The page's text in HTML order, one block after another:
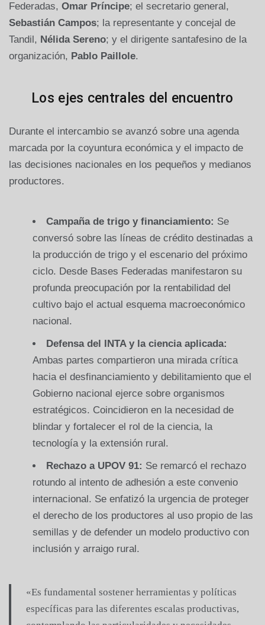
Federadas, Omar Príncipe; el secretario general,
Sebastián Campos; la representante y concejal de
Tandil, Nélida Sereno; y el dirigente santafesino de la
organización, Pablo Paillole.
Los ejes centrales del encuentro
Durante el intercambio se avanzó sobre una agenda
marcada por la coyuntura económica y el impacto de
las decisiones nacionales en los pequeños y medianos
productores.
Campaña de trigo y financiamiento: Se
conversó sobre las líneas de crédito destinadas a
la producción de trigo y el escenario del próximo
ciclo. Desde Bases Federadas manifestaron su
profunda preocupación por la rentabilidad del
cultivo bajo el actual esquema macroeconómico
nacional.
Defensa del INTA y la ciencia aplicada:
Ambas partes compartieron una mirada crítica
hacia el desfinanciamiento y debilitamiento que el
Gobierno nacional ejerce sobre organismos
estratégicos. Coincidieron en la necesidad de
blindar y fortalecer el rol de la ciencia, la
tecnología y la extensión rural.
Rechazo a UPOV 91: Se remarcó el rechazo
rotundo al intento de adhesión a este convenio
internacional. Se enfatizó la urgencia de proteger
el derecho de los productores al uso propio de las
semillas y de defender un modelo productivo con
inclusión y arraigo rural.
«Es fundamental sostener herramientas y políticas
específicas para las diferentes escalas productivas,